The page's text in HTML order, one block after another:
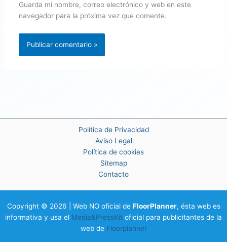
Guarda mi nombre, correo electrónico y web en este
navegador para la próxima vez que comente.
Política de Privacidad
Aviso Legal
Política de cookies
Sitemap
Contacto
Copyright © 2026 | Web NO oficial de FloorPlanner, ésta web es
informativa y usa el Media&PressKit oficial para publicitantes de la
web de Floorplanner